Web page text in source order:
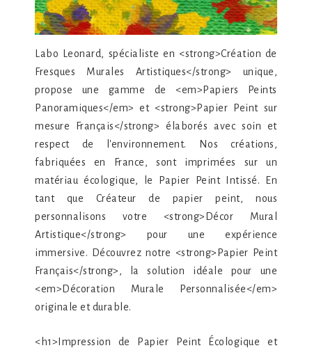
Labo Leonard, spécialiste en <strong>Création de
Fresques Murales Artistiques</strong> unique,
propose une gamme de <em>Papiers Peints
Panoramiques</em> et <strong>Papier Peint sur
mesure Français</strong> élaborés avec soin et
respect de l'environnement. Nos créations,
fabriquées en France, sont imprimées sur un
matériau écologique, le Papier Peint Intissé. En
tant que Créateur de papier peint, nous
personnalisons votre <strong>Décor Mural
Artistique</strong> pour une expérience
immersive. Découvrez notre <strong>Papier Peint
Français</strong>, la solution idéale pour une
<em>Décoration Murale Personnalisée</em>
originale et durable.
<h1>Impression de Papier Peint Écologique et